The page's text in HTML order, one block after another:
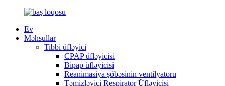
Ev
Məhsullar
Tibbi üfləyici
CPAP üfləyicisi
Bipap üfləyicisi
Reanimasiya şöbəsinin ventilyatoru
Təmizləyici Respirator Üfləyicisi